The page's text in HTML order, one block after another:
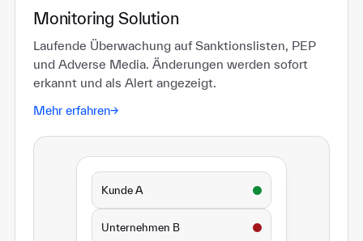
Monitoring Solution
Laufende Überwachung auf Sanktionslisten, PEP
und Adverse Media. Änderungen werden sofort
erkannt und als Alert angezeigt.
Mehr erfahren→
Kunde A
Unternehmen B